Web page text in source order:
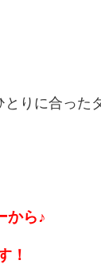
りに合った
から♪
！